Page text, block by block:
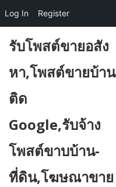
content
รับโพสต์ขายอสัง
หา,โพสต์ขายบ้าน
ติด
Google,รับจ้าง
โพสต์ขาบบ้าน-
ที่ดิน,โฆษณาขาย
Log In Register